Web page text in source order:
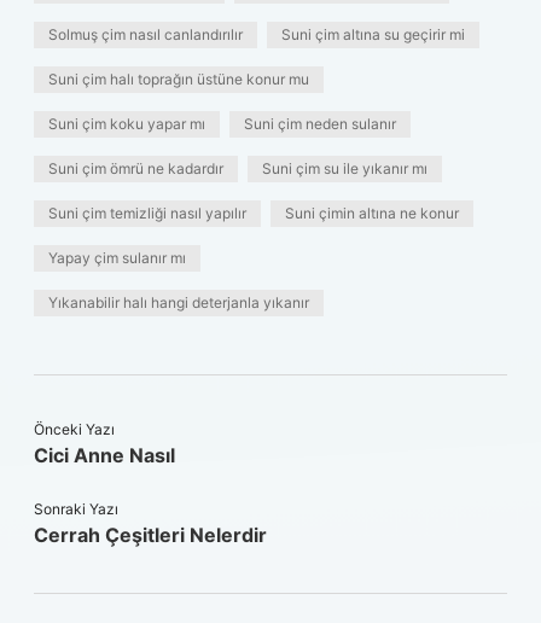
Solmuş çim nasıl canlandırılır Suni çim altına su geçirir mi
Suni çim halı toprağın üstüne konur mu
Suni çim koku yapar mı Suni çim neden sulanır
Suni çim ömrü ne kadardır Suni çim su ile yıkanır mı
Suni çim temizliği nasıl yapılır Suni çimin altına ne konur
Yapay çim sulanır mı
Yıkanabilir halı hangi deterjanla yıkanır
Önceki Yazı
Cici Anne Nasıl
Sonraki Yazı
Cerrah Çeşitleri Nelerdir